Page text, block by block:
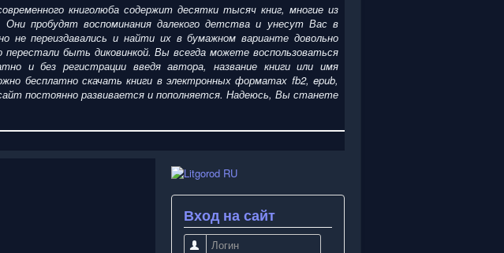
книголюба содержит десятки тысяч книг, многие из
пробудят воспоминания далекого детства и унесут Вас в
не переиздавались и найти их в бумажном варианте довольно
быть диковинкой. Вы всегда можете воспользоваться
и без регистрации введя автора, название книги или имя
бесплатноскачатькниги в электронных форматах fb2, epub,
постоянно развивается и пополняется. Надеюсь, Вы станете
Вход на сайт
Логин